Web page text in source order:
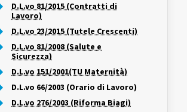
D.L.vo 81/2015 (Contratti di
Lavoro)
D.L.vo 23/2015 (Tutele Crescenti)
D.L.vo 81/2008 (Salute e
Sicurezza)
D.L.vo 151/2001(TU Maternità)
D.L.vo 66/2003 (Orario di Lavoro)
D.L.vo 276/2003 (Riforma Biagi)